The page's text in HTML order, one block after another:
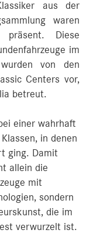
aus der
waren
präsent. Diese
im
von den
Centers vor,
betreut.
einer wahrhaft
in denen
ging. Damit
allein die
mit
sondern
die im
verwurzelt ist.